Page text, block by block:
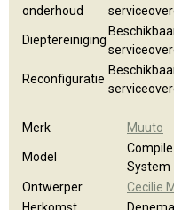
onderhoud
Dieptereiniging
Reconfiguratie
Merk Muuto
Model
System
Ontwerper
Cecilie